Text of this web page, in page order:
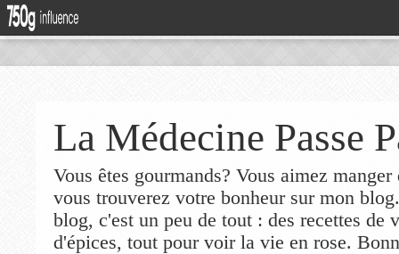
La Médecine Passe
Vous êtes gourmands? Vous aimez
vous trouverez votre bonheur sur mon
blog, c'est un peu de tout : des recettes de
d'épices, tout pour voir la vie en rose.